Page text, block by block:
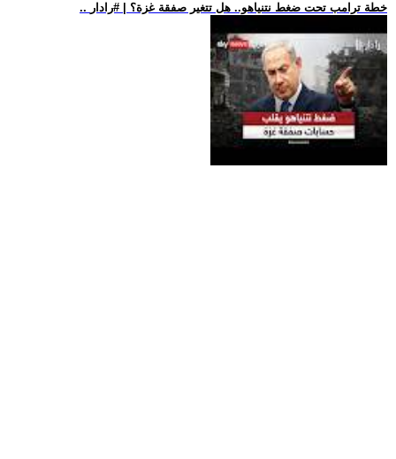
.. خطة ترامب تحت ضغط نتنياهو.. هل تتغير صفقة غزة؟ | #رادار